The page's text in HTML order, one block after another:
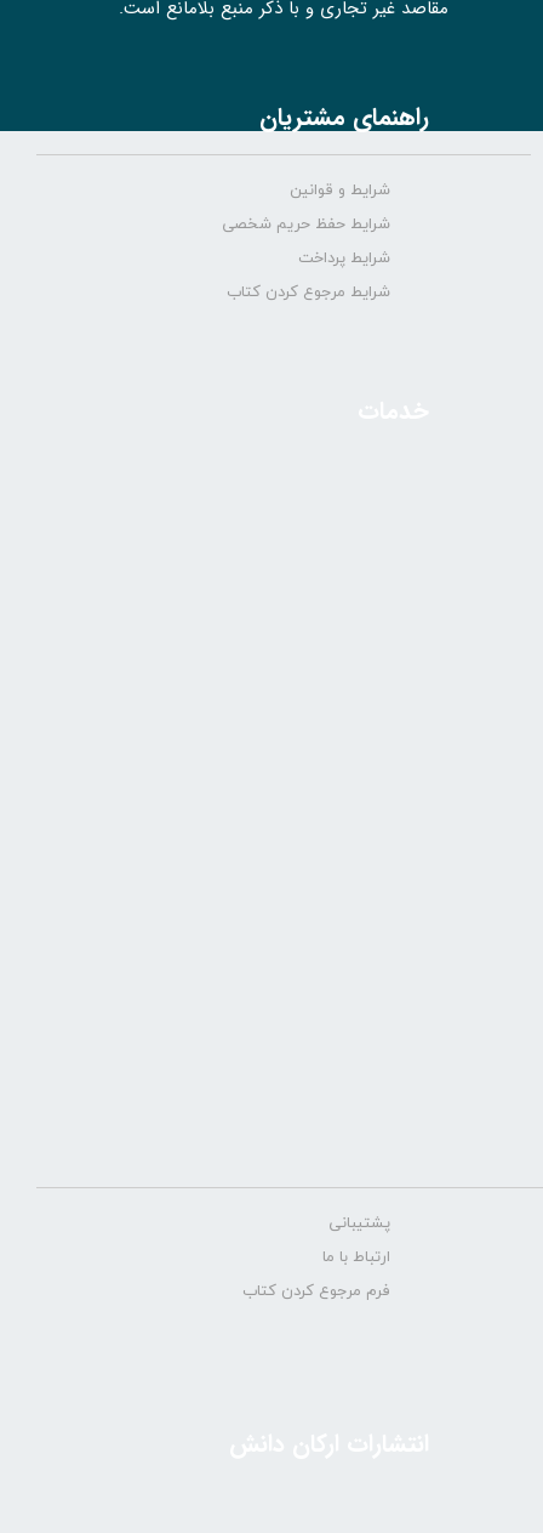
مقاصد غیر تجاری و با ذکر منبع بلامانع است.
راهنمای مشتریان
شرایط و قوانین
شرایط حفظ حریم شخصی
شرایط پرداخت
شرایط مرجوع کردن کتاب
پشتیبانی
ارتباط با ما
فرم مرجوع کردن کتاب